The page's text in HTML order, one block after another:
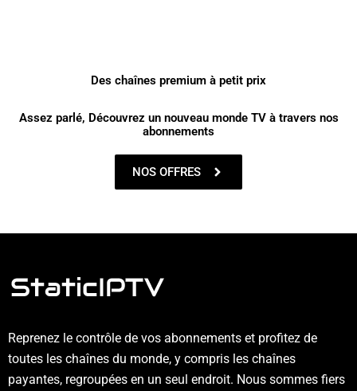
Des chaînes premium à petit prix
Assez parlé, Découvrez un nouveau monde TV à travers nos
abonnements
NOS OFFRES
Reprenez le contrôle de vos abonnements et profitez de
toutes les chaînes du monde, y compris les chaînes
payantes, regroupées en un seul endroit. Nous sommes fiers